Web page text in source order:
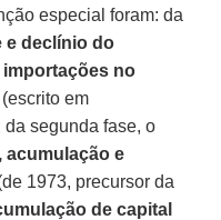
especial foram: da
e declínio do
no
(escrito em
da segunda fase, o
acumulação e
1973, precursor da
de capital